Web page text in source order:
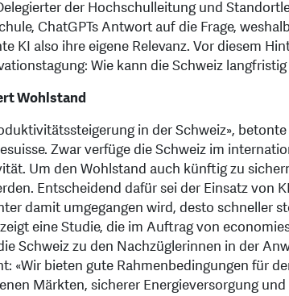
der Hochschulleitung und
ChatGPTs Antwort auf die Frage,
KI also ihre eigene Relevanz. Vor diesem
Wie kann die Schweiz
Wohlstand
in der Schweiz»,
Zwar verfüge die Schweiz im
Um den Wohlstand auch künftig zu
Entscheidend dafür sei der Einsatz von
damit umgegangen wird, desto schneller
eine Studie, die im Auftrag von
Schweiz zu den Nachzüglerinnen in der
«Wir bieten gute Rahmenbedingungen für
Märkten, sicherer Energieversorgung